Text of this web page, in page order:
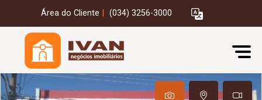
Área do Cliente (034) 3256-3000